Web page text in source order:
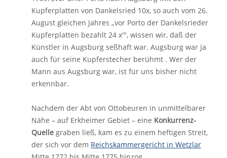
Kupferplatten von Dankelsried 10x, so auch vom 26.
August gleichen Jahres „vor Porto der Dankelsrieder
Kupferplatten bezahlt 24 x'", wissen wir, daß der
Künstler in Augsburg seßhaft war. Augsburg war ja
auch für seine Kupferstecher berühmt . Wer der
Mann aus Augsburg war, ist für uns bisher nicht
erkennbar.
Nachdem der Abt von Ottobeuren in unmittelbarer
Nähe – auf Erkheimer Gebiet – eine Konkurrenz-
Quelle graben ließ, kam es zu einem heftigen Streit,
der sich vor dem Reichskammergericht in Wetzlar